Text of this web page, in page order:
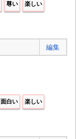
尊い 楽しい
編集
面白い 楽しい